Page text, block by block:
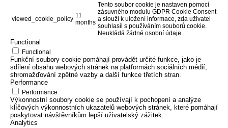
viewed_cookie_policy 11
months
Tento soubor cookie je nastaven pomocí
zásuvného modulu GDPR Cookie Consent
a slouží k uložení informace, zda uživatel
souhlasil s používáním souborů cookie.
Neukládá žádné osobní údaje.
Functional
Functional
Funkční soubory cookie pomáhají provádět určité funkce, jako je
sdílení obsahu webových stránek na platformách sociálních médií,
shromažďování zpětné vazby a další funkce třetích stran.
Performance
Performance
Výkonnostní soubory cookie se používají k pochopení a analýze
klíčových výkonnostních ukazatelů webových stránek, které pomáhají
poskytovat návštěvníkům lepší uživatelský zážitek.
Analytics